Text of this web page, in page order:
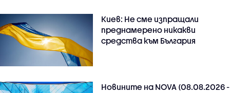
Киев: Не сме изпращали
преднамерено никакви
средства към България
Новините на NOVA (08.08.2026 -